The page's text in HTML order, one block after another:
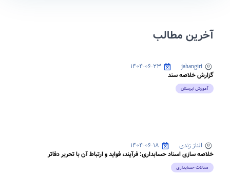
آخرین مطالب
jahangiri
۱۴۰۴-۰۶-۲۳
گزارش خلاصه سند
آموزش ابرستان
الناز زندی
۱۴۰۴-۰۶-۱۸
خلاصه سازی اسناد حسابداری: فرآیند، فواید و ارتباط آن با تحریر دفاتر
مقالات حسابداری